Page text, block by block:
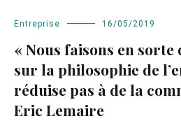
Entreprise 16/05/2019
« Nous faisons en
sur la philosophie de
réduise pas à de la
Eric Lemaire